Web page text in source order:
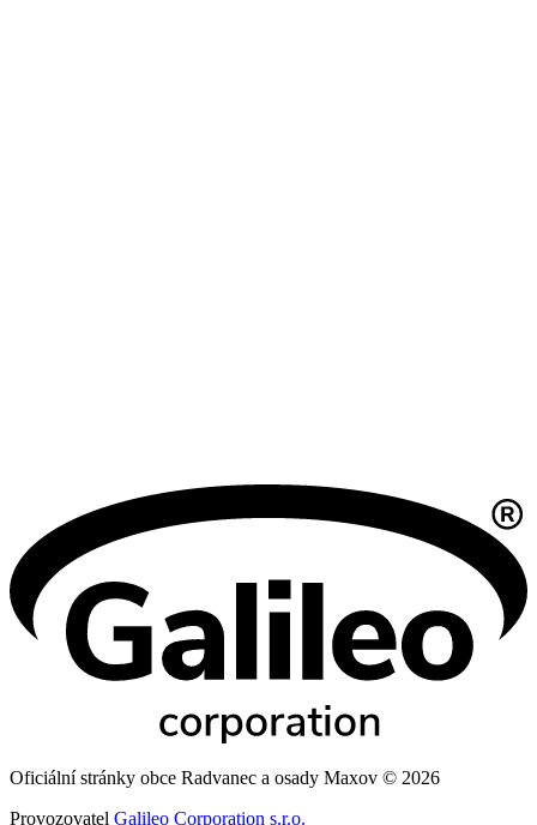
Oficiální stránky obce Radvanec a osady Maxov © 2026
Provozovatel Galileo Corporation s.r.o.